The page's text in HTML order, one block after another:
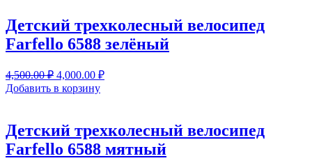
Детский трехколесный велосипед
Farfello 6588 зелёный
4,500.00₽ Первоначальная
цена
составляла
4,000.00 ₽Текущая
Добавить в корзину
Детский трехколесный велосипед
Farfello 6588 мятный